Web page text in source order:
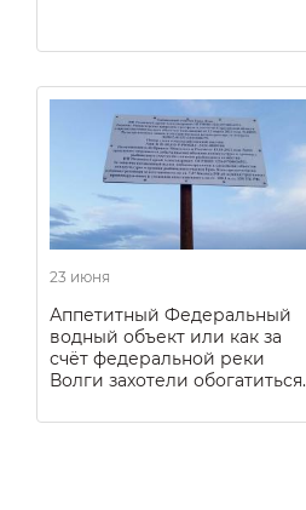
23 июня
Аппетитный Федеральный
водный объект или как за
счёт федеральной реки
Волги захотели обогатиться.